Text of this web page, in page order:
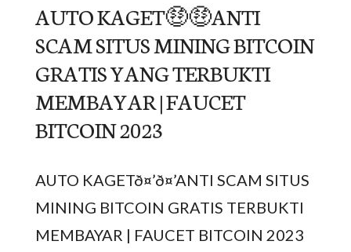
AUTO KAGET🤑🤑ANTI
SCAM SITUS MINING BITCOIN
GRATIS YANG TERBUKTI
MEMBAYAR | FAUCET
BITCOIN 2023
AUTO KAGETð¤’ð¤’ANTI SCAM SITUS
MINING BITCOIN GRATIS TERBUKTI
MEMBAYAR | FAUCET BITCOIN 2023